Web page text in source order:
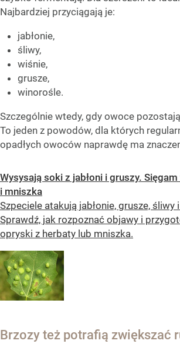
Najbardziej przyciągają je:
jabłonie,
śliwy,
wiśnie,
grusze,
winorośle.
Szczególnie wtedy, gdy owoce
To jeden z powodów, dla których
opadłych owoców naprawdę ma
Wysysają soki z jabłoni i gruszy.
i mniszka
Szpeciele atakują jabłonie, grusze, śliwy
Sprawdź, jak rozpoznać objawy i
opryski z herbaty lub mniszka.
Brzozy też potrafią zwiększać